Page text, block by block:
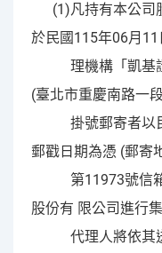
(1)凡持有本公司
於民國115年06月
理機構「凱基證
(臺北市重慶南路一
掛號郵寄者以民
郵戳日期為憑 (郵寄
第11973號信箱)
股份有 限公司進行
代理人將依其送